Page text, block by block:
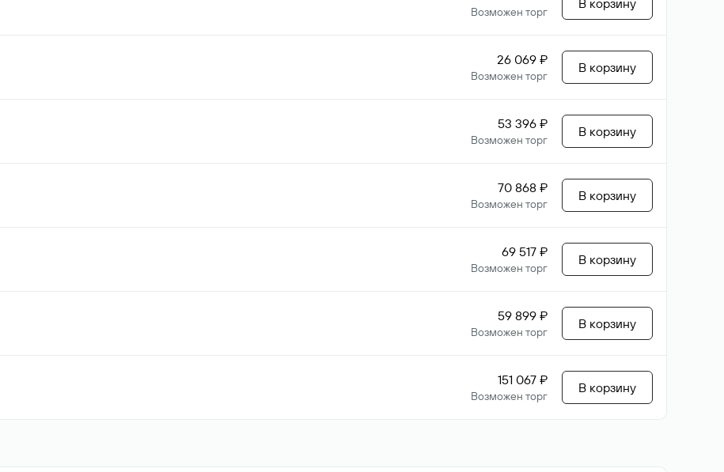
Возможен торг
В корзину
26 069 ₽
Возможен торг
В корзину
53 396 ₽
Возможен торг
В корзину
70 868 ₽
Возможен торг
В корзину
69 517 ₽
Возможен торг
В корзину
59 899 ₽
Возможен торг
В корзину
151 067 ₽
Возможен торг
В корзину